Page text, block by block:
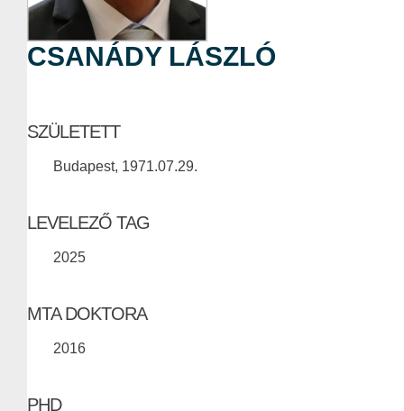
CSANÁDY LÁSZLÓ
SZÜLETETT
Budapest, 1971.07.29.
LEVELEZŐ TAG
2025
MTA DOKTORA
2016
PHD